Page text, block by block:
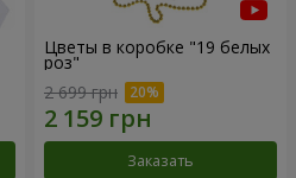
Цветы в коробке "19 белых
роз"
2 699 грн
Заказать